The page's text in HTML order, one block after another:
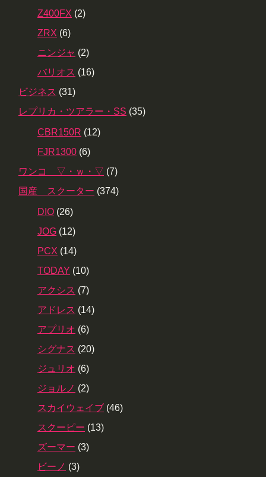
Z400FX (2)
ZRX (6)
ニンジャ (2)
バリオス (16)
ビジネス (31)
レプリカ・ツアラー・SS (35)
CBR150R (12)
FJR1300 (6)
ワンコ ▽・ｗ・▽ (7)
国産 スクーター (374)
DIO (26)
JOG (12)
PCX (14)
TODAY (10)
アクシス (7)
アドレス (14)
アプリオ (6)
シグナス (20)
ジュリオ (6)
ジョルノ (2)
スカイウェイブ (46)
スクーピー (13)
ズーマー (3)
ビーノ (3)